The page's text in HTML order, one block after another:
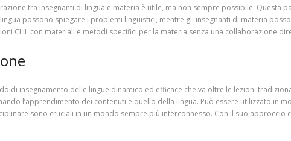
tra insegnanti di lingua e materia è utile, ma non sempre possibile.
possono spiegare i problemi linguistici, mentre gli insegnanti di materia
CLIL con materiali e metodi specifici per la materia senza una collaborazione
di insegnamento delle lingue dinamico ed efficace che va oltre le lezioni
l’apprendimento dei contenuti e quello della lingua. Può essere utilizzato in
sono cruciali in un mondo sempre più interconnesso. Con il suo